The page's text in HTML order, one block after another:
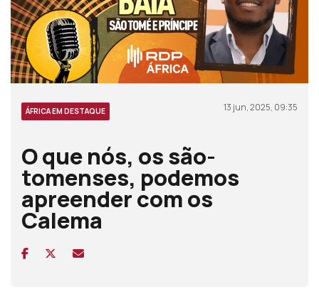
ÁFRICA EM DESTAQUE 13 jun, 2025, 09:35
O que nós, os são-
tomenses, podemos
apreender com os
Calema